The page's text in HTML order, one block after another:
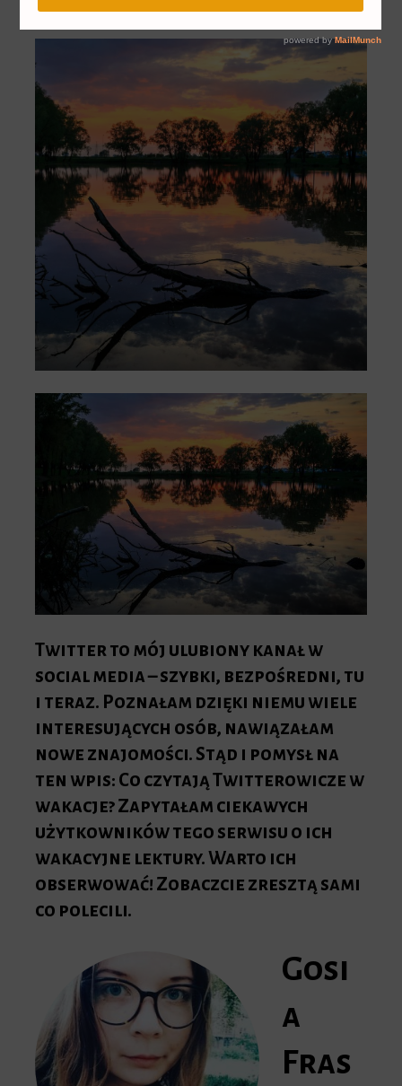
Twitter to mój ulubiony kanał w
social media – szybki, bezpośredni, tu
i teraz. Poznałam dzięki niemu wiele
interesujących osób, nawiązałam
nowe znajomości. Stąd i pomysł na
ten wpis: Co czytają Twitterowicze w
wakacje?Zapytałam ciekawych
użytkowników tego serwisu o ich
wakacyjne lektury. Warto ich
obserwować! Zobaczcie zresztą sami
co polecili.
Gosi
a
Fras